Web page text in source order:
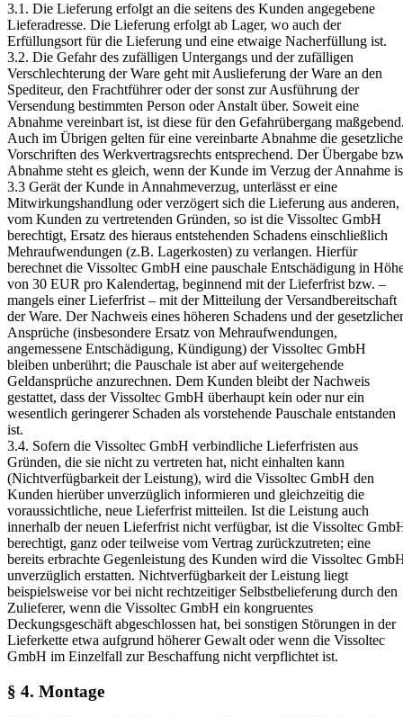
3.1. Die Lieferung erfolgt an die seitens des Kunden angegebene
Lieferadresse. Die Lieferung erfolgt ab Lager, wo auch der
Erfüllungsort für die Lieferung und eine etwaige Nacherfüllung ist.
3.2. Die Gefahr des zufälligen Untergangs und der zufälligen
Verschlechterung der Ware geht mit Auslieferung der Ware an den
Spediteur, den Frachtführer oder der sonst zur Ausführung der
Versendung bestimmten Person oder Anstalt über. Soweit eine
Abnahme vereinbart ist, ist diese für den Gefahrübergang
Auch im Übrigen gelten für eine vereinbarte Abnahme die
Vorschriften des Werkvertragsrechts entsprechend. Der Übergabe
Abnahme steht es gleich, wenn der Kunde im Verzug der Annahme
3.3 Gerät der Kunde in Annahmeverzug, unterlässt er eine
Mitwirkungshandlung oder verzögert sich die Lieferung aus anderen,
vom Kunden zu vertretenden Gründen, so ist die Vissoltec GmbH
berechtigt, Ersatz des hieraus entstehenden Schadens einschließlich
Mehraufwendungen (z.B. Lagerkosten) zu verlangen. Hierfür
berechnet die Vissoltec GmbH eine pauschale Entschädigung in
von 30 EUR pro Kalendertag, beginnend mit der Lieferfrist bzw. –
mangels einer Lieferfrist – mit der Mitteilung der Versandbereitschaft
der Ware. Der Nachweis eines höheren Schadens und der
Ansprüche (insbesondere Ersatz von Mehraufwendungen,
angemessene Entschädigung, Kündigung) der Vissoltec GmbH
bleiben unberührt; die Pauschale ist aber auf weitergehende
Geldansprüche anzurechnen. Dem Kunden bleibt der Nachweis
gestattet, dass der Vissoltec GmbH überhaupt kein oder nur ein
wesentlich geringerer Schaden als vorstehende Pauschale entstanden
ist.
3.4. Sofern die Vissoltec GmbH verbindliche Lieferfristen aus
Gründen, die sie nicht zu vertreten hat, nicht einhalten kann
(Nichtverfügbarkeit der Leistung), wird die Vissoltec GmbH den
Kunden hierüber unverzüglich informieren und gleichzeitig die
voraussichtliche, neue Lieferfrist mitteilen. Ist die Leistung auch
innerhalb der neuen Lieferfrist nicht verfügbar, ist die Vissoltec
berechtigt, ganz oder teilweise vom Vertrag zurückzutreten; eine
bereits erbrachte Gegenleistung des Kunden wird die Vissoltec
unverzüglich erstatten. Nichtverfügbarkeit der Leistung liegt
beispielsweise vor bei nicht rechtzeitiger Selbstbelieferung durch den
Zulieferer, wenn die Vissoltec GmbH ein kongruentes
Deckungsgeschäft abgeschlossen hat, bei sonstigen Störungen in der
Lieferkette etwa aufgrund höherer Gewalt oder wenn die Vissoltec
GmbH im Einzelfall zur Beschaffung nicht verpflichtet ist.
§ 4. Montage